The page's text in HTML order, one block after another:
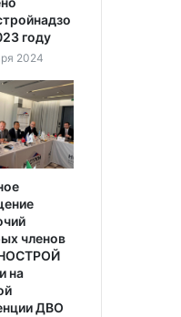
году
2024
членов
на
ДВО